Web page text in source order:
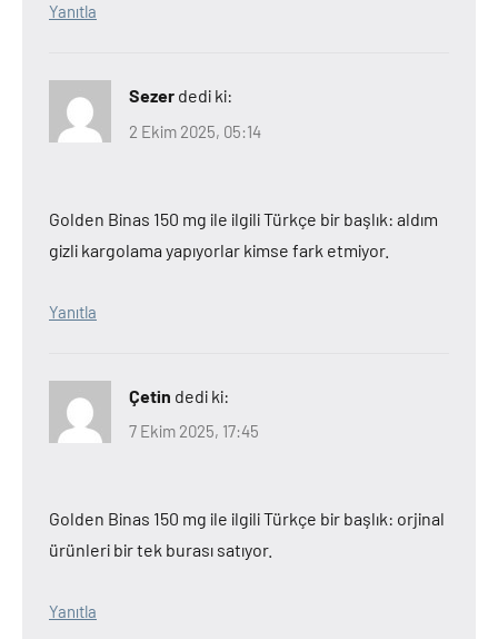
Yanıtla
Sezer dedi ki:
2 Ekim 2025, 05:14
Golden Binas 150 mg ile ilgili Türkçe bir başlık: aldım
gizli kargolama yapıyorlar kimse fark etmiyor.
Yanıtla
Çetin dedi ki:
7 Ekim 2025, 17:45
Golden Binas 150 mg ile ilgili Türkçe bir başlık: orjinal
ürünleri bir tek burası satıyor.
Yanıtla